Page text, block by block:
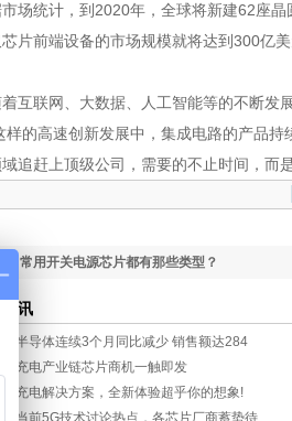
统计，到2020年，全球将新建62座晶
片前端设备的市场规模就将达到300亿美
联网、大数据、人工智能等的不断发
样的高速创新发展中，集成电路的产品
追赶上顶级公司，需要的不止时间，而
常用开关电源芯片都有那些类型？
资讯
球半导体连续3个月同比减少 销售额达284
机充电产业链芯片商机一触即发
线充电解决方案，全新体验超乎你的想象!
点当前5G技术讨论热点，各芯片厂商蓄势待